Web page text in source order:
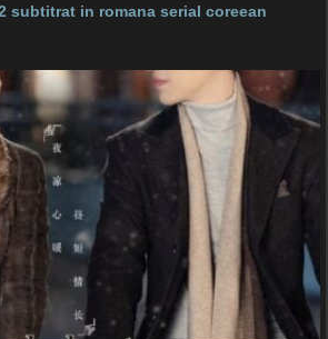
subtitrat in romana serial coreean